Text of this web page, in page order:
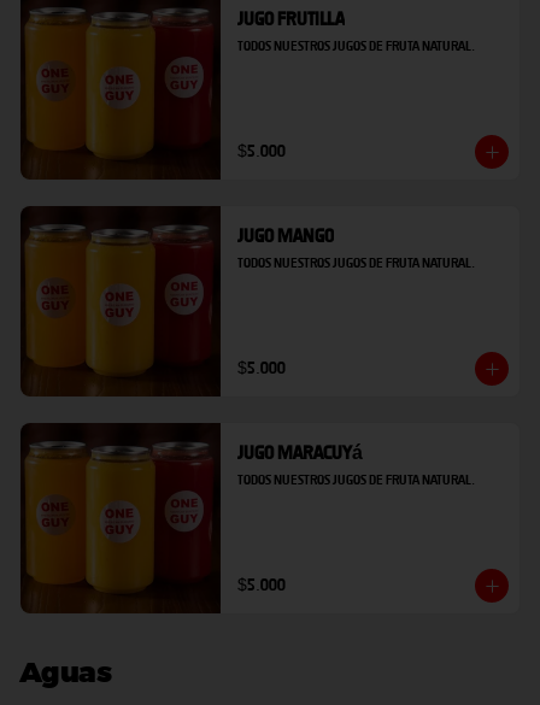
Jugo Frutilla
Todos nuestros jugos de fruta natural.
$5.000
Jugo Mango
Todos nuestros jugos de fruta natural.
$5.000
Jugo Maracuyá
Todos nuestros jugos de fruta natural.
$5.000
Aguas